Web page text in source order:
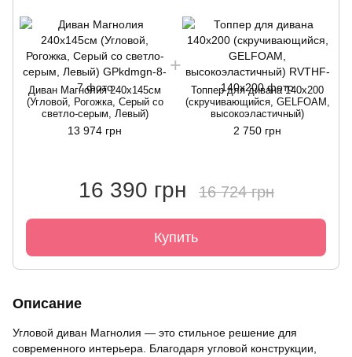
Диван Магнолия 240х145см
(Угловой, Рогожка, Серый со
светло-серым, Левый)
13 974 грн
Топпер для дивана 140x200
(скручивающийся, GELFOAM,
высокоэластичный)
2 750 грн
16 390 грн 16 724 грн
Купить
Описание
Угловой диван Магнолия — это стильное решение для
современного интерьера. Благодаря угловой конструкции,